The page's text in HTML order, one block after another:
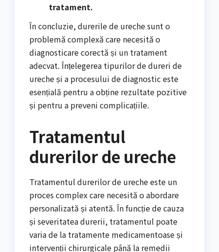
tratament.
În concluzie, durerile de ureche sunt o
problemă complexă care necesită o
diagnosticare corectă și un tratament
adecvat. Înțelegerea tipurilor de dureri de
ureche și a procesului de diagnostic este
esențială pentru a obține rezultate pozitive
și pentru a preveni complicațiile.
Tratamentul
durerilor de ureche
Tratamentul durerilor de ureche este un
proces complex care necesită o abordare
personalizată și atentă. În funcție de cauza
și severitatea durerii, tratamentul poate
varia de la tratamente medicamentoase și
intervenții chirurgicale până la remedii